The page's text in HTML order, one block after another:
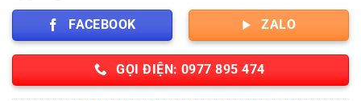
FACEBOOK ZALO
GỌI ĐIỆN: 0977 895 474